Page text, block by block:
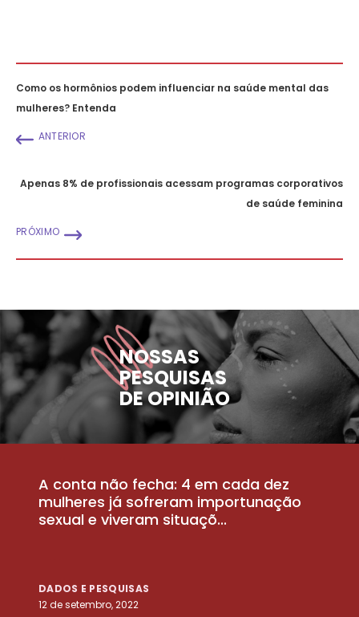
Como os hormônios podem influenciar na saúde mental das
mulheres? Entenda
ANTERIOR
Apenas 8% de profissionais acessam programas corporativos
de saúde feminina
PRÓXIMO
NOSSAS
PESQUISAS
DE OPINIÃO
A conta não fecha: 4 em cada dez
mulheres já sofreram importunação
sexual e viveram situaçõ...
DADOS E PESQUISAS
12 de setembro, 2022